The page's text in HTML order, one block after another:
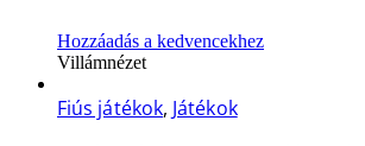
Hozzáadás a kedvencekhez
Villámnézet
Fiús játékok, Játékok